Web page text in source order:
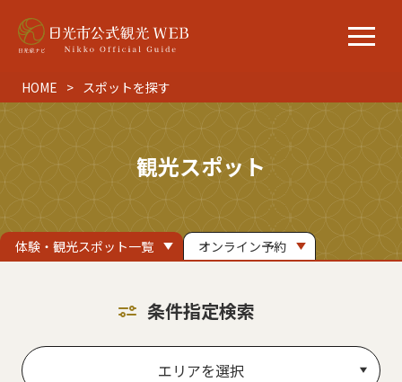
HOME スポットを探す
観光スポット
体験・観光スポット一覧 オンライン予約
条件指定検索
エリアを選択